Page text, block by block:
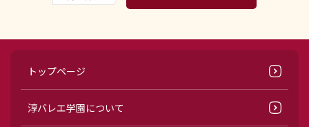
トップページ
淳バレエ学園について